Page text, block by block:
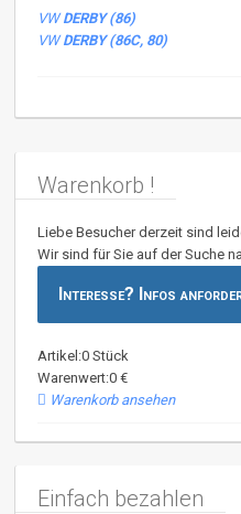
VWDERBY (86)
VWDERBY (86C, 80)
Warenkorb !
Liebe Besucher derzeit sind
Wir sind für Sie auf der Suche
Interesse? Infos
Artikel:0 Stück
Warenwert:0 €
Warenkorb ansehen
Einfach bezahlen